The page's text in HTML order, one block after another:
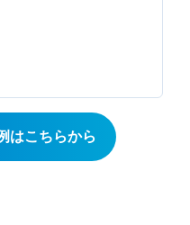
はこちらから